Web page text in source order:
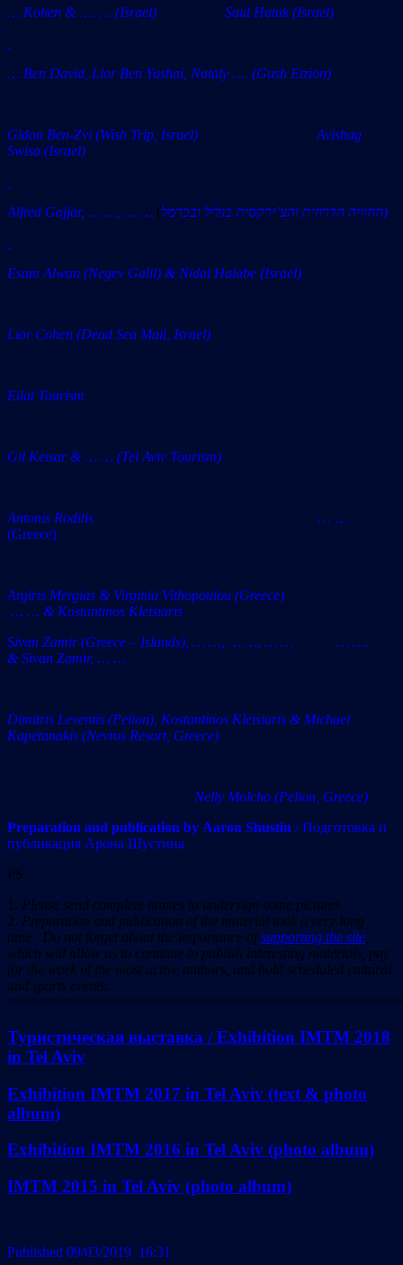
… Kohen & …. … (Israel) Said Hatuk (Israel)
… Ben David, Lior Ben Yashai, Nataly …. (Gush Etzion)
Gidon Ben-Zvi (Wish Trip, Israel)
Avishag
Swisa (Israel)
Alfred Gajjar, … …, … … ( החוויה הדרוזית והצ’ירקסית בגליל ובכרמל)
Esam Alwan (Negev Galil) & Nidal Halabe (Israel)
Lior Cohen (Dead Sea Mail, Israel)
Eilat Tourism
Gil Keisar & … … (Tel Aviv Tourism)
Antonis Roditis … …
(Greece)
Argiris Mergias & Virginia Vithopoulou (Greece)
… … & Kostantinos Kleisiaris
Sivan Zamir (Greece – Islands), … …, … …, … … … ….
& Sivan Zamir, … …
Dimitris Leventis (Pelion), Kostantinos Kleisiaris & Michael
Kapetanakis (Nevros Resort, Greece)
Nelly Molcho (Pelion, Greece)
Preparation and publication by Aaron Shustin / Подготовка и
публикация Арона Шустина
PS.
1. Please send complete names to undersign some pictures
2. Preparation and publication of the material took a very long
time. Do not forget about the importance ofsupporting the site
which will allow us to continue to publish interesting materials, pay
for the work of the most active authors, and hold scheduled cultural
and sports events.
Туристическая выставка / Exhibition IMTM 2018
in Tel Aviv
Exhibition IMTM 2017 in Tel Aviv (text & photo
album)
Exhibition IMTM 2016 in Tel Aviv (photo album)
IMTM 2015 in Tel Aviv (photo album)
Published 09/03/2019 16:31